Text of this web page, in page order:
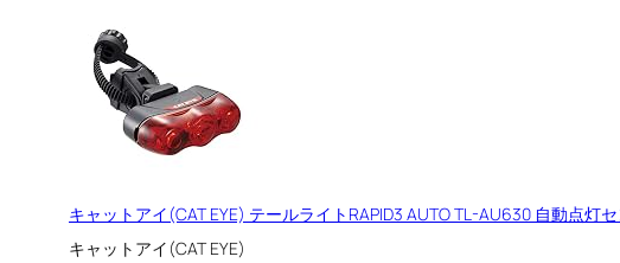
キャットアイ(CAT EYE) テールライトRAPID3 AUTO TL-AU630 自動点灯
キャットアイ(CAT EYE)